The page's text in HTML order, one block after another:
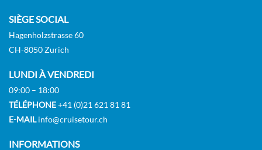
SIÈGE SOCIAL
Hagenholzstrasse 60
CH-8050 Zurich
LUNDI À VENDREDI
09:00 – 18:00
TÉLÉPHONE+41 (0)21 621 81 81
E-MAILinfo@cruisetour.ch
INFORMATIONS